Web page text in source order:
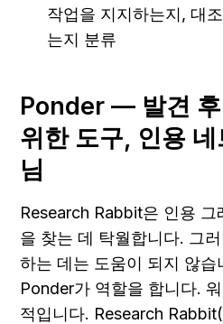
작업을 지지하는지, 대
는지 분류
Ponder — 발견
위한 도구, 인용
님
Research Rabbit은 인용
을 찾는 데 탁월합니다. 그
하는 데는 도움이 되지 않습
Ponder가 역할을 합니다.
적입니다. Research